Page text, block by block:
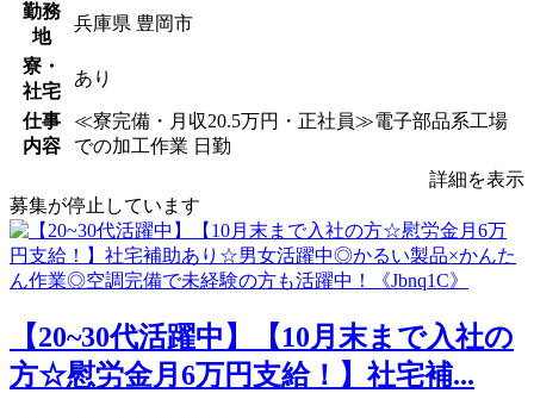
勤務
地
兵庫県 豊岡市
寮・
社宅
あり
仕事
内容
≪寮完備・月収20.5万円・正社員≫電子部品系工場
での加工作業 日勤
詳細を表示
募集が停止しています
【20~30代活躍中】【10月末まで入社の
方☆慰労金月6万円支給！】社宅補...